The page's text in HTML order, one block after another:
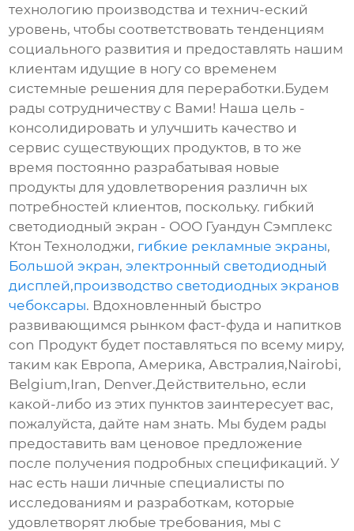
технологию производства и технич-еский
уровень, чтобы соответствовать тенденциям
социального развития и предоставлять нашим
клиентам идущие в ногу со временем
системные решения для переработки.Будем
рады сотрудничеству с Вами! Наша цель -
консолидировать и улучшить качество и
сервис существующих продуктов, в то же
время постоянно разрабатывая новые
продукты для удовлетворения различн ых
потребностей клиентов, поскольку. гибкий
светодиодный экран - ООО Гуандун Сэмплекс
Ктон Технолоджи, гибкие рекламные экраны,
Большой экран,электронный светодиодный
дисплей,производство светодиодных экранов
чебоксары. Вдохновленный быстро
развивающимся рынком фаст-фуда и напитков
con Продукт будет поставляться по всему миру,
таким как Европа, Америка, Австралия,Nairobi,
Belgium,Iran, Denver.Действительно, если
какой-либо из этих пунктов заинтересует вас,
пожалуйста, дайте нам знать. Мы будем рады
предоставить вам ценовое предложение
после получения подробных спецификаций. У
нас есть наши личные специалисты по
исследованиям и разработкам, которые
удовлетворят любые требования, мы с